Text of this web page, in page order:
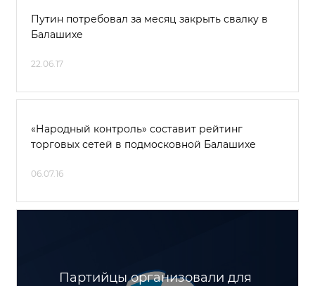
Путин потребовал за месяц закрыть свалку в
Балашихе
22.06.17
«Народный контроль» составит рейтинг
торговых сетей в подмосковной Балашихе
06.07.16
Партийцы организовали для